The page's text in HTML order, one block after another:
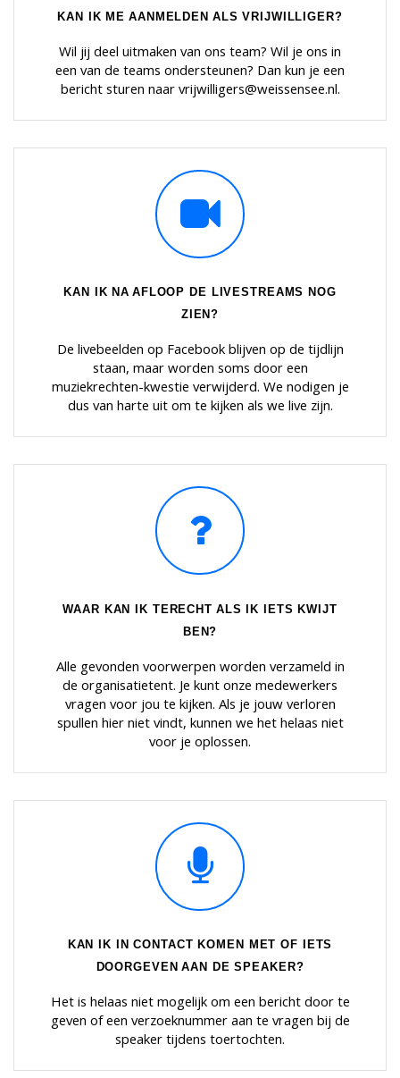
KAN IK ME AANMELDEN ALS VRIJWILLIGER?
Wil jij deel uitmaken van ons team? Wil je ons in
een van de teams ondersteunen? Dan kun je een
bericht sturen naar vrijwilligers@weissensee.nl.
KAN IK NA AFLOOP DE LIVESTREAMS NOG
ZIEN?
De livebeelden op Facebook blijven op de tijdlijn
staan, maar worden soms door een
muziekrechten-kwestie verwijderd. We nodigen je
dus van harte uit om te kijken als we live zijn.
WAAR KAN IK TERECHT ALS IK IETS KWIJT
BEN?
Alle gevonden voorwerpen worden verzameld in
de organisatietent. Je kunt onze medewerkers
vragen voor jou te kijken. Als je jouw verloren
spullen hier niet vindt, kunnen we het helaas niet
voor je oplossen.
KAN IK IN CONTACT KOMEN MET OF IETS
DOORGEVEN AAN DE SPEAKER?
Het is helaas niet mogelijk om een bericht door te
geven of een verzoeknummer aan te vragen bij de
speaker tijdens toertochten.